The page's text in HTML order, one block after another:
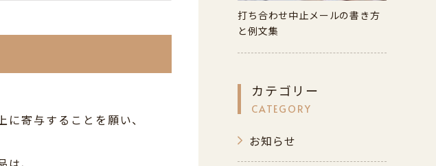
寄与することを願い、
打ち合わせ中止メールの書き方
と例文集
カテゴリー
CATEGORY
お知らせ